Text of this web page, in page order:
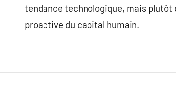
tendance technologique, mais
proactive du capital humain.